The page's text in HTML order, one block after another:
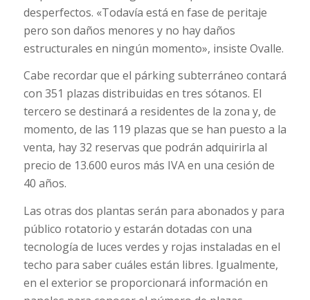
desperfectos. «Todavía está en fase de peritaje
pero son daños menores y no hay daños
estructurales en ningún momento», insiste Ovalle.
Cabe recordar que el párking subterráneo contará
con 351 plazas distribuidas en tres sótanos. El
tercero se destinará a residentes de la zona y, de
momento, de las 119 plazas que se han puesto a la
venta, hay 32 reservas que podrán adquirirla al
precio de 13.600 euros más IVA en una cesión de
40 años.
Las otras dos plantas serán para abonados y para
público rotatorio y estarán dotadas con una
tecnología de luces verdes y rojas instaladas en el
techo para saber cuáles están libres. Igualmente,
en el exterior se proporcionará información en